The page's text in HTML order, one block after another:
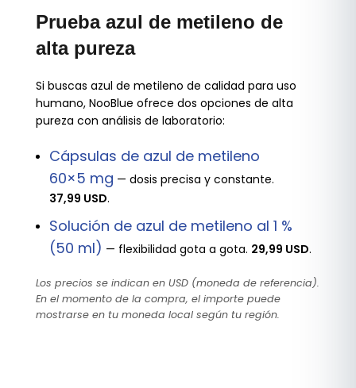
Prueba azul de metileno de
alta pureza
Si buscas azul de metileno de calidad para uso
humano, NooBlue ofrece dos opciones de alta
pureza con análisis de laboratorio:
Cápsulas de azul de metileno
60×5 mg — dosis precisa y constante.
37,99 USD.
Solución de azul de metileno al 1 %
(50 ml) — flexibilidad gota a gota. 29,99 USD.
Los precios se indican en USD (moneda de referencia).
En el momento de la compra, el importe puede
mostrarse en tu moneda local según tu región.